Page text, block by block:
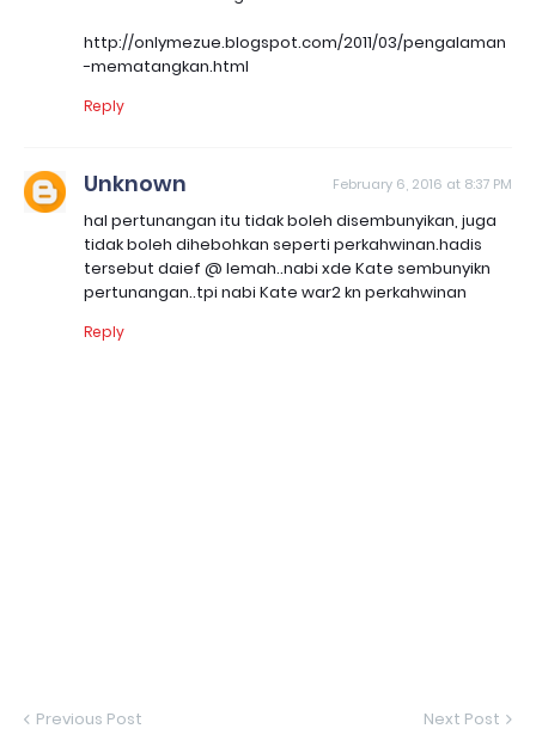
http://onlymezue.blogspot.com/2011/03/pengalaman
-mematangkan.html
Reply
Unknown February 6, 2016 at 8:37 PM
hal pertunangan itu tidak boleh disembunyikan, juga
tidak boleh dihebohkan seperti perkahwinan.hadis
tersebut daief @ lemah..nabi xde Kate sembunyikn
pertunangan..tpi nabi Kate war2 kn perkahwinan
Reply
Previous Post Next Post